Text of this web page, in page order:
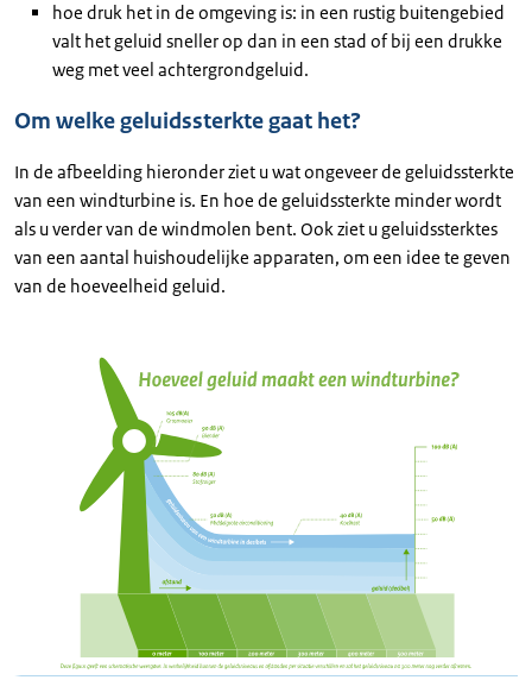
hoe druk het in de omgeving is: in een rustig buitengebied
valt het geluid sneller op dan in een stad of bij een drukke
weg met veel achtergrondgeluid.
Om welke geluidssterkte gaat het?
In de afbeelding hieronder ziet u wat ongeveer de geluidssterkte
van een windturbine is. En hoe de geluidssterkte minder wordt
als u verder van de windmolen bent. Ook ziet u geluidssterktes
van een aantal huishoudelijke apparaten, om een idee te geven
van de hoeveelheid geluid.